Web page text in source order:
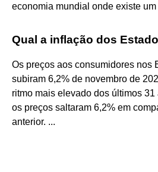
economia mundial onde existe
Qual a inflação dos
Os preços aos consumidores nos
subiram 6,2% de novembro de
ritmo mais elevado dos últimos 31
os preços saltaram 6,2% em
anterior. ...